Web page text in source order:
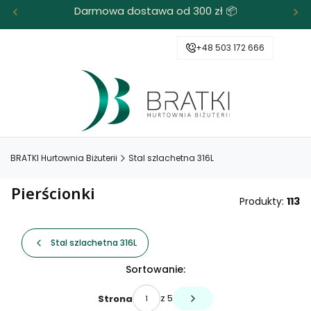
Darmowa dostawa od 300 zł 📦
+48 503 172 666
BRATKI Hurtownia Biżuterii Stal szlachetna 316L
Pierścionki Produkty: 113
Stal szlachetna 316L
Sortowanie:
Strona z 5 Następne produkty